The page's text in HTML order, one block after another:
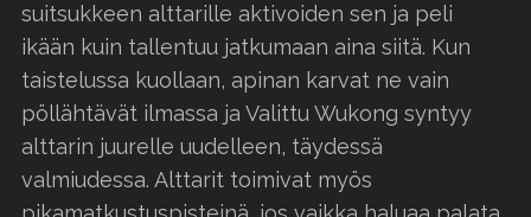
suitsukkeen alttarille aktivoiden sen ja peli
ikään kuin tallentuu jatkumaan aina siitä. Kun
taistelussa kuollaan, apinan karvat ne vain
pöllähtävät ilmassa ja Valittu Wukong syntyy
alttarin juurelle uudelleen, täydessä
valmiudessa. Alttarit toimivat myös